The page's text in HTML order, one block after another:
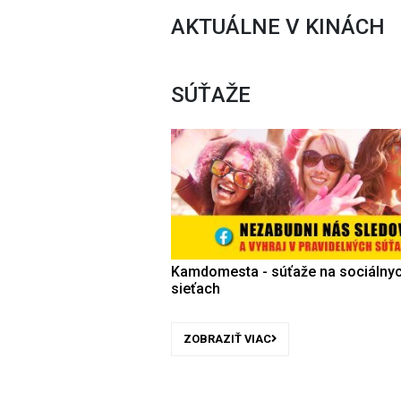
AKTUÁLNE V KINÁCH
SÚŤAŽE
Kamdomesta - súťaže na
sieťach
ZOBRAZIŤ VIAC